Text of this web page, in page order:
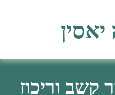
קשב וריכוז